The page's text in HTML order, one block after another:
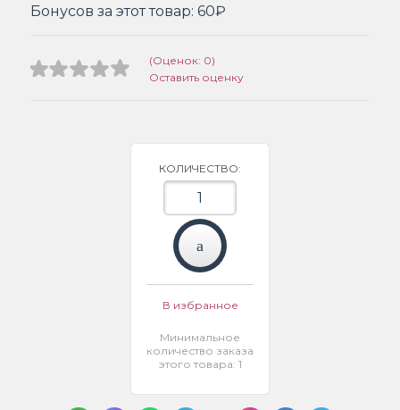
Бонусов за этот товар: 60₽
(Оценок: 0)
Оставить оценку
КОЛИЧЕСТВО:
В избранное
Минимальное
количество заказа
этого товара: 1